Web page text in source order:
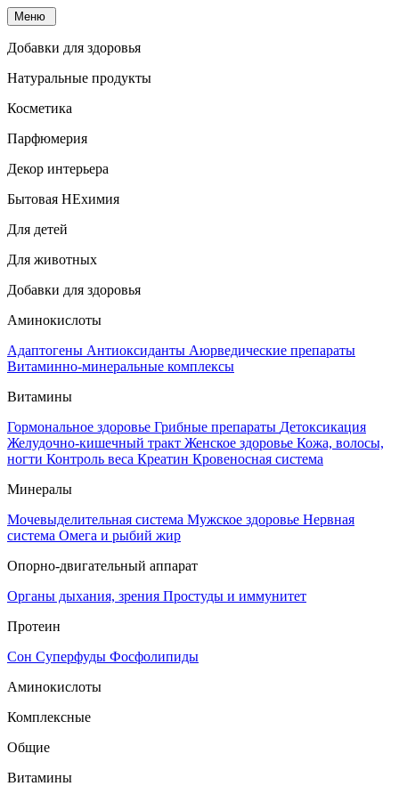
Меню
Добавки для здоровья
Натуральные продукты
Косметика
Парфюмерия
Декор интерьера
Бытовая НЕхимия
Для детей
Для животных
Добавки для здоровья
Аминокислоты
Адаптогены Антиоксиданты Аюрведические препараты
Витаминно-минеральные комплексы
Витамины
Гормональное здоровье Грибные препараты Детоксикация
Желудочно-кишечный тракт Женское здоровье Кожа, волосы,
ногти Контроль веса Креатин Кровеносная система
Минералы
Мочевыделительная система Мужское здоровье Нервная
система Омега и рыбий жир
Опорно-двигательный аппарат
Органы дыхания, зрения Простуды и иммунитет
Протеин
Сон Суперфуды Фосфолипиды
Аминокислоты
Комплексные
Общие
Витамины